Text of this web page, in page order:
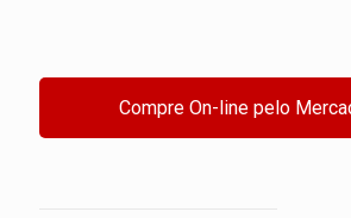
Compre On-line pelo